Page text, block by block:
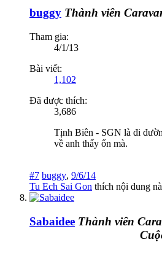
buggy Thành viên
Tham gia:
4/1/13
Bài viết:
1,102
Đã được thích:
3,686
Tịnh Biên - SGN là đi
về anh thấy ổn mà.
#7 buggy, 9/6/14
Tu Ech Sai Gon thích nội dung
Sabaidee Thành viên
Cuộc